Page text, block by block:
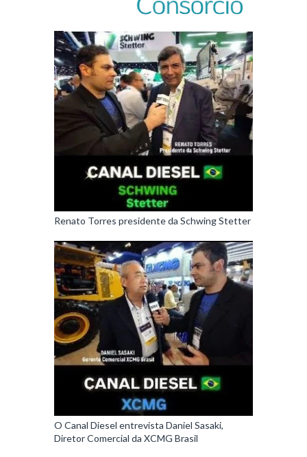
Renato Torres presidente da Schwing Stetter
O Canal Diesel entrevista Daniel Sasaki,
Diretor Comercial da XCMG Brasil